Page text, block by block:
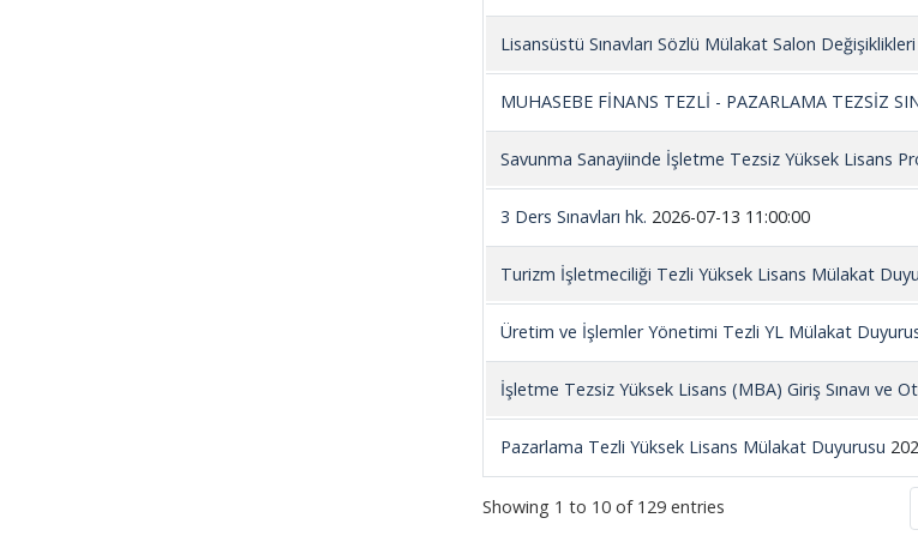
Lisansüstü Sınavları Sözlü Mülakat Salon Değişiklikleri
MUHASEBE FİNANS TEZLİ - PAZARLAMA TEZSİZ
Savunma Sanayiinde İşletme Tezsiz Yüksek Lisans
3 Ders Sınavları hk. 2026-07-13 11:00:00
Turizm İşletmeciliği Tezli Yüksek Lisans Mülakat
Üretim ve İşlemler Yönetimi Tezli YL Mülakat
İşletme Tezsiz Yüksek Lisans (MBA) Giriş Sınavı ve
Pazarlama Tezli Yüksek Lisans Mülakat Duyurusu
Showing 1 to 10 of 129 entries